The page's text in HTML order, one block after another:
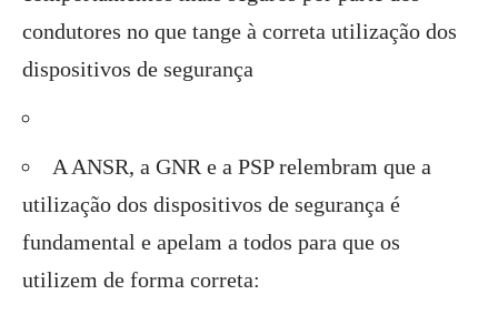
condutores no que tange à correta utilização dos
dispositivos de segurança
A ANSR, a GNR e a PSP relembram que a
utilização dos dispositivos de segurança é
fundamental e apelam a todos para que os
utilizem de forma correta: